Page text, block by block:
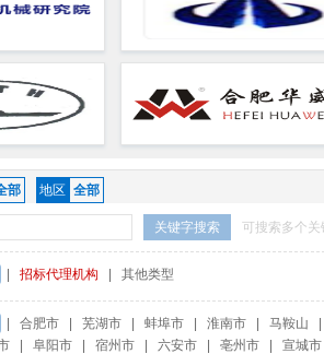
部 地区 全部
关键字搜索 可搜索多个
招标代理机构 其他类型
合肥市 芜湖市 蚌埠市 淮南市 马鞍山
阜阳市 宿州市 六安市 亳州市 宣城市